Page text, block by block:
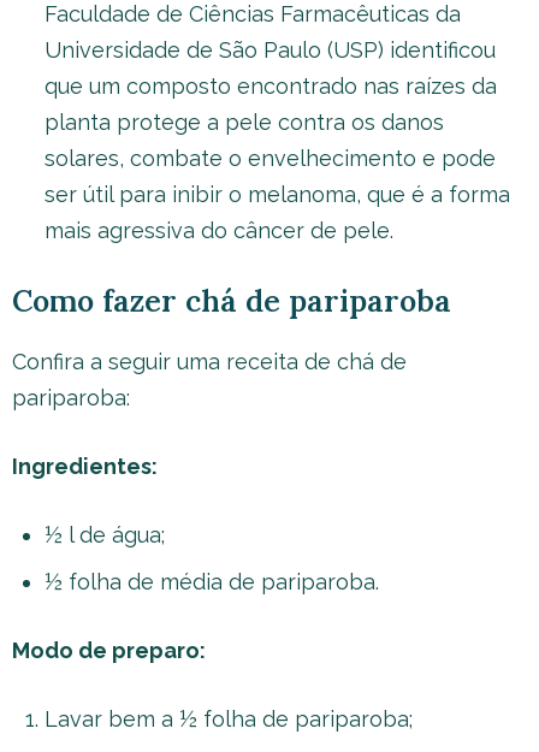
Faculdade de Ciências Farmacêuticas da
Universidade de São Paulo (USP) identificou
que um composto encontrado nas raízes da
planta protege a pele contra os danos
solares, combate o envelhecimento e pode
ser útil para inibir o melanoma, que é a forma
mais agressiva do câncer de pele.
Como fazer chá de pariparoba
Confira a seguir uma receita de chá de
pariparoba:
Ingredientes:
½ l de água;
½ folha de média de pariparoba.
Modo de preparo:
Lavar bem a ½ folha de pariparoba;